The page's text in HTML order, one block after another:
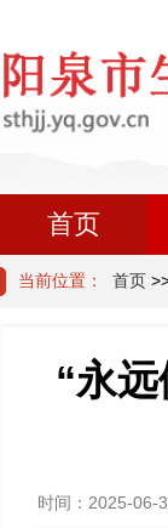
首页
当前位置： 首页
“永
时间： 2025-06-